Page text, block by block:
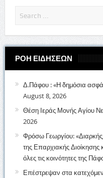
ΡΟΗ ΕΙΔΗΣΕΩΝ
Δ.Πάφου : «Η δημόσια
August 8, 2026
Θέση Ιεράς Μονής Αγίου
2026
Φρόσω Γεωργίου:
της Επαρχιακής
όλες τις κοινότητες της
Επέστρεψαν στα